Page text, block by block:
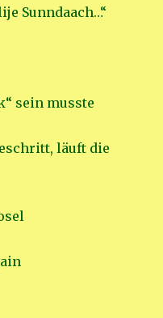
Sunndaach…“
sein musste
läuft die